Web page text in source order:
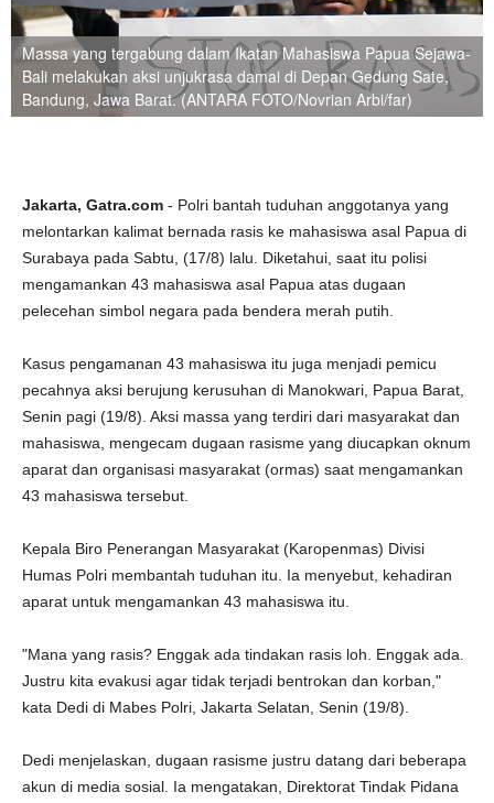
Massa yang tergabung dalam Ikatan Mahasiswa Papua Sejawa-
Bali melakukan aksi unjukrasa damai di Depan Gedung Sate,
Bandung, Jawa Barat. (ANTARA FOTO/Novrian Arbi/far)
Jakarta, Gatra.com - Polri bantah tuduhan anggotanya yang
melontarkan kalimat bernada rasis ke mahasiswa asal Papua di
Surabaya pada Sabtu, (17/8) lalu. Diketahui, saat itu polisi
mengamankan 43 mahasiswa asal Papua atas dugaan
pelecehan simbol negara pada bendera merah putih.
Kasus pengamanan 43 mahasiswa itu juga menjadi pemicu
pecahnya aksi berujung kerusuhan di Manokwari, Papua Barat,
Senin pagi (19/8). Aksi massa yang terdiri dari masyarakat dan
mahasiswa, mengecam dugaan rasisme yang diucapkan oknum
aparat dan organisasi masyarakat (ormas) saat mengamankan
43 mahasiswa tersebut.
Kepala Biro Penerangan Masyarakat (Karopenmas) Divisi
Humas Polri membantah tuduhan itu. Ia menyebut, kehadiran
aparat untuk mengamankan 43 mahasiswa itu.
"Mana yang rasis? Enggak ada tindakan rasis loh. Enggak ada.
Justru kita evakusi agar tidak terjadi bentrokan dan korban,"
kata Dedi di Mabes Polri, Jakarta Selatan, Senin (19/8).
Dedi menjelaskan, dugaan rasisme justru datang dari beberapa
akun di media sosial. Ia mengatakan, Direktorat Tindak Pidana